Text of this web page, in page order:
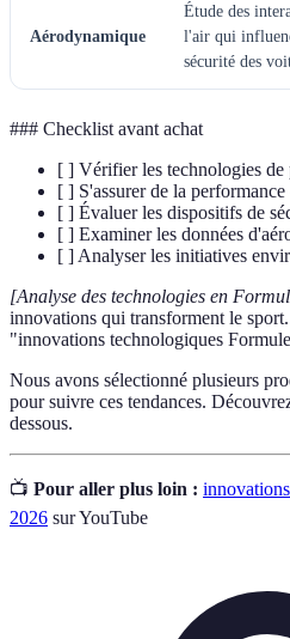
Aérodynamique
Étude des
l'air qui
sécurité des
### Checklist avant achat
[ ] Vérifier les technologies de
[ ] S'assurer de la performance
[ ] Évaluer les dispositifs de
[ ] Examiner les données
[ ] Analyser les initiatives
[Analyse des technologies en
innovations qui transforment le
"innovations technologiques
Nous avons sélectionné plusieurs
pour suivre ces tendances.
dessous.
📺 Pour aller plus loin :
2026 sur YouTube